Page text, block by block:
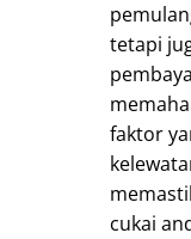
tetapi
faktor
cukai